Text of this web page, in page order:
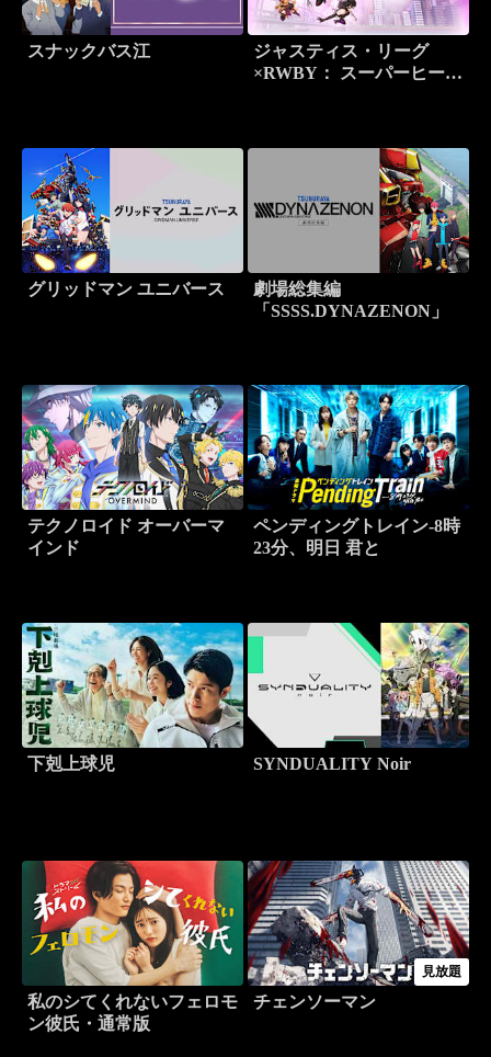
スナックバス江
ジャスティス・リーグ
×RWBY： スーパーヒーロ
グリッドマン ユニバース
劇場総集編
「SSSS.DYNAZENON」
テクノロイド オーバーマ
インド
ペンディングトレイン-8時
23分、明日 君と
下剋上球児 SYNDUALITY Noir
私のシてくれないフェロモ
ン彼氏・通常版
見放題
チェンソーマン